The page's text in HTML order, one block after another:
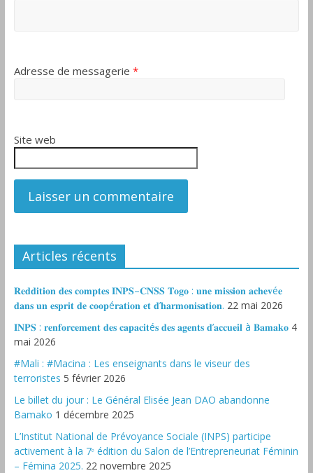
Adresse de messagerie *
Site web
Articles récents
𝐑𝐞𝐝𝐝𝐢𝐭𝐢𝐨𝐧 𝐝𝐞𝐬 𝐜𝐨𝐦𝐩𝐭𝐞𝐬 𝐈𝐍𝐏𝐒–𝐂𝐍𝐒𝐒 𝐓𝐨𝐠𝐨 : 𝐮𝐧𝐞 𝐦𝐢𝐬𝐬𝐢𝐨𝐧 𝐚𝐜𝐡𝐞𝐯é𝐞
𝐝𝐚𝐧𝐬 𝐮𝐧 𝐞𝐬𝐩𝐫𝐢𝐭 𝐝𝐞 𝐜𝐨𝐨𝐩é𝐫𝐚𝐭𝐢𝐨𝐧 𝐞𝐭 𝐝’𝐡𝐚𝐫𝐦𝐨𝐧𝐢𝐬𝐚𝐭𝐢𝐨𝐧. 22 mai 2026
𝐈𝐍𝐏𝐒 : 𝐫𝐞𝐧𝐟𝐨𝐫𝐜𝐞𝐦𝐞𝐧𝐭 𝐝𝐞𝐬 𝐜𝐚𝐩𝐚𝐜𝐢𝐭é𝐬 𝐝𝐞𝐬 𝐚𝐠𝐞𝐧𝐭𝐬 𝐝’𝐚𝐜𝐜𝐮𝐞𝐢𝐥 à 𝐁𝐚𝐦𝐚𝐤𝐨 4
mai 2026
#Mali : #Macina : Les enseignants dans le viseur des
terroristes 5 février 2026
‎Le billet du jour : Le Général Elisée Jean DAO abandonne
Bamako 1 décembre 2025
L’Institut National de Prévoyance Sociale (INPS) participe
activement à la 7ᵉ édition du Salon de l’Entrepreneuriat Féminin
– Fémina 2025. 22 novembre 2025